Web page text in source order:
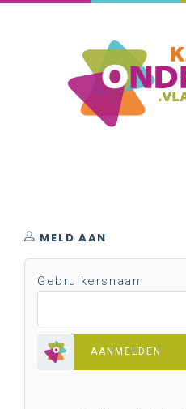
MELD AAN
Gebruikersnaam
AANMELDEN